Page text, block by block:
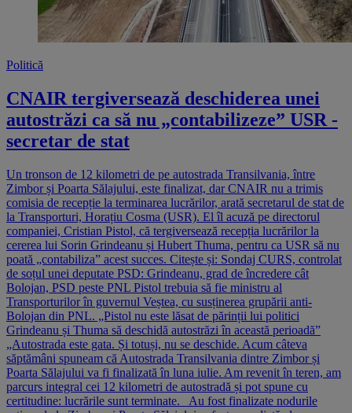
Politică
CNAIR tergiversează deschiderea unei
autostrăzi ca să nu „contabilizeze” USR -
secretar de stat
Un tronson de 12 kilometri de pe autostrada Transilvania, între
Zimbor și Poarta Sălajului, este finalizat, dar CNAIR nu a trimis
comisia de recepție la terminarea lucrărilor, arată secretarul de stat de
la Transporturi, Horațiu Cosma (USR). El îl acuză pe directorul
companiei, Cristian Pistol, că tergiversează recepția lucrărilor la
cererea lui Sorin Grindeanu și Hubert Thuma, pentru ca USR să nu
poată „contabiliza” acest succes. Citește și: Sondaj CURS, controlat
de soțul unei deputate PSD: Grindeanu, grad de încredere cât
Bolojan, PSD peste PNL Pistol trebuia să fie ministru al
Transporturilor în guvernul Veștea, cu susținerea grupării anti-
Bolojan din PNL. „Pistol nu este lăsat de părinții lui politici
Grindeanu și Thuma să deschidă autostrăzi în această perioadă”
„Autostrada este gata. Și totuși, nu se deschide. Acum câteva
săptămâni spuneam că Autostrada Transilvania dintre Zimbor și
Poarta Sălajului va fi finalizată în luna iulie. Am revenit în teren, am
parcurs integral cei 12 kilometri de autostradă și pot spune cu
certitudine: lucrările sunt terminate. Au fost finalizate nodurile